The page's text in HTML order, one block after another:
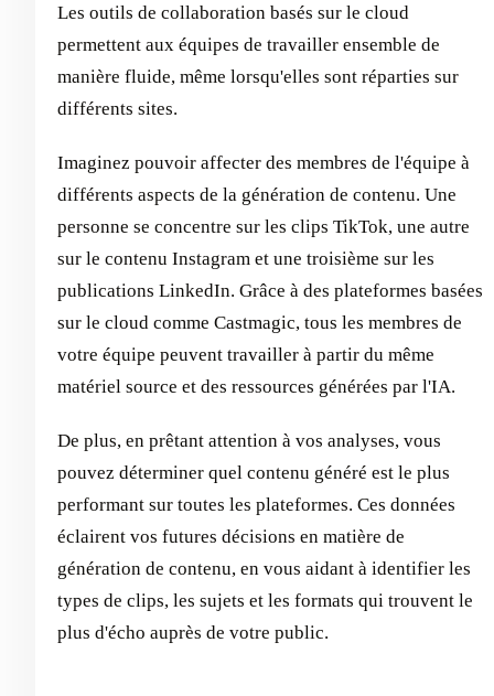
Les outils de collaboration basés sur le cloud
permettent aux équipes de travailler ensemble de
manière fluide, même lorsqu'elles sont réparties sur
différents sites.
Imaginez pouvoir affecter des membres de l'équipe à
différents aspects de la génération de contenu. Une
personne se concentre sur les clips TikTok, une autre
sur le contenu Instagram et une troisième sur les
publications LinkedIn. Grâce à des plateformes basées
sur le cloud comme Castmagic, tous les membres de
votre équipe peuvent travailler à partir du même
matériel source et des ressources générées par l'IA.
De plus, en prêtant attention à vos analyses, vous
pouvez déterminer quel contenu généré est le plus
performant sur toutes les plateformes. Ces données
éclairent vos futures décisions en matière de
génération de contenu, en vous aidant à identifier les
types de clips, les sujets et les formats qui trouvent le
plus d'écho auprès de votre public.